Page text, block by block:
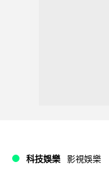
科技娛樂 影視娛樂